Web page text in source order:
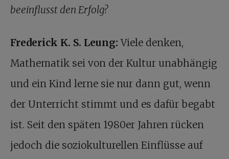
beeinflusst den Erfolg?
Frederick K. S. Leung: Viele denken,
Mathematik sei von der Kultur unabhängig
und ein Kind lerne sie nur dann gut, wenn
der Unterricht stimmt und es dafür begabt
ist. Seit den späten 1980er Jahren rücken
jedoch die soziokulturellen Einflüsse auf